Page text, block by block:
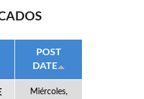
POST
DATE
Miércoles,